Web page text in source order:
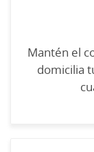
Mantén el
domicilia